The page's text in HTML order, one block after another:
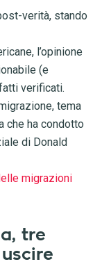
verità, stando
l’opinione
(e
verificati.
tema
che ha condotto
di Donald
migrazioni
tre